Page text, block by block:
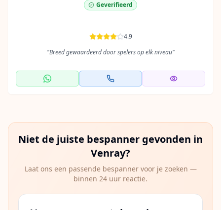
Geverifieerd
4.9
"Breed gewaardeerd door spelers op elk niveau"
Niet de juiste bespanner gevonden in
Venray?
Laat ons een passende bespanner voor je zoeken —
binnen 24 uur reactie.